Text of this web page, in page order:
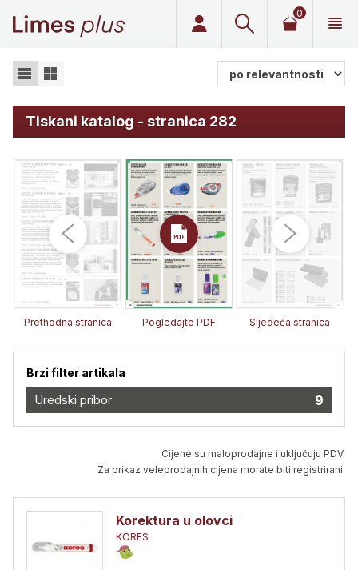
0
Tiskani katalog - stranica 282
Prethodna stranica Pogledajte PDF Sljedeća stranica
Brzi filter artikala
Uredski pribor 9
Cijene su maloprodajne i uključuju PDV.
Za prikaz veleprodajnih cijena morate biti registrirani.
Korektura u olovci
KORES